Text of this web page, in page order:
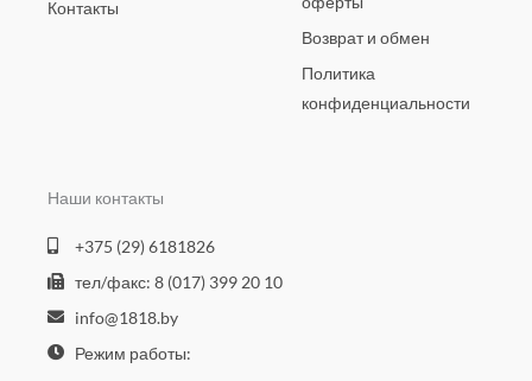
Контакты
Возврат и обмен
Политика
конфиденциальности
Наши контакты
+375 (29) 6181826
тел/факс: 8 (017) 399 20 10
info@1818.by
Режим работы: